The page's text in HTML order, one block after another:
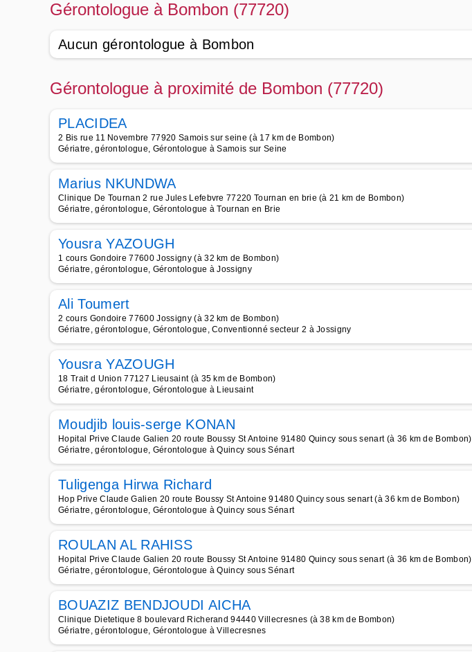
Gérontologue à Bombon (77720)
Aucun gérontologue à Bombon
Gérontologue à proximité de Bombon (77720)
PLACIDEA
2 Bis rue 11 Novembre 77920 Samois sur seine (à 17 km de Bombon)
Gériatre, gérontologue, Gérontologue à Samois sur Seine
Marius NKUNDWA
Clinique De Tournan 2 rue Jules Lefebvre 77220 Tournan en brie (à 21 km de Bombon)
Gériatre, gérontologue, Gérontologue à Tournan en Brie
Yousra YAZOUGH
1 cours Gondoire 77600 Jossigny (à 32 km de Bombon)
Gériatre, gérontologue, Gérontologue à Jossigny
Ali Toumert
2 cours Gondoire 77600 Jossigny (à 32 km de Bombon)
Gériatre, gérontologue, Gérontologue, Conventionné secteur 2 à Jossigny
Yousra YAZOUGH
18 Trait d Union 77127 Lieusaint (à 35 km de Bombon)
Gériatre, gérontologue, Gérontologue à Lieusaint
Moudjib louis-serge KONAN
Hopital Prive Claude Galien 20 route Boussy St Antoine 91480 Quincy sous senart (à 36 km de Bombon)
Gériatre, gérontologue, Gérontologue à Quincy sous Sénart
Tuligenga Hirwa Richard
Hop Prive Claude Galien 20 route Boussy St Antoine 91480 Quincy sous senart (à 36 km de Bombon)
Gériatre, gérontologue, Gérontologue à Quincy sous Sénart
ROULAN AL RAHISS
Hopital Prive Claude Galien 20 route Boussy St Antoine 91480 Quincy sous senart (à 36 km de Bombon)
Gériatre, gérontologue, Gérontologue à Quincy sous Sénart
BOUAZIZ BENDJOUDI AICHA
Clinique Dietetique 8 boulevard Richerand 94440 Villecresnes (à 38 km de Bombon)
Gériatre, gérontologue, Gérontologue à Villecresnes